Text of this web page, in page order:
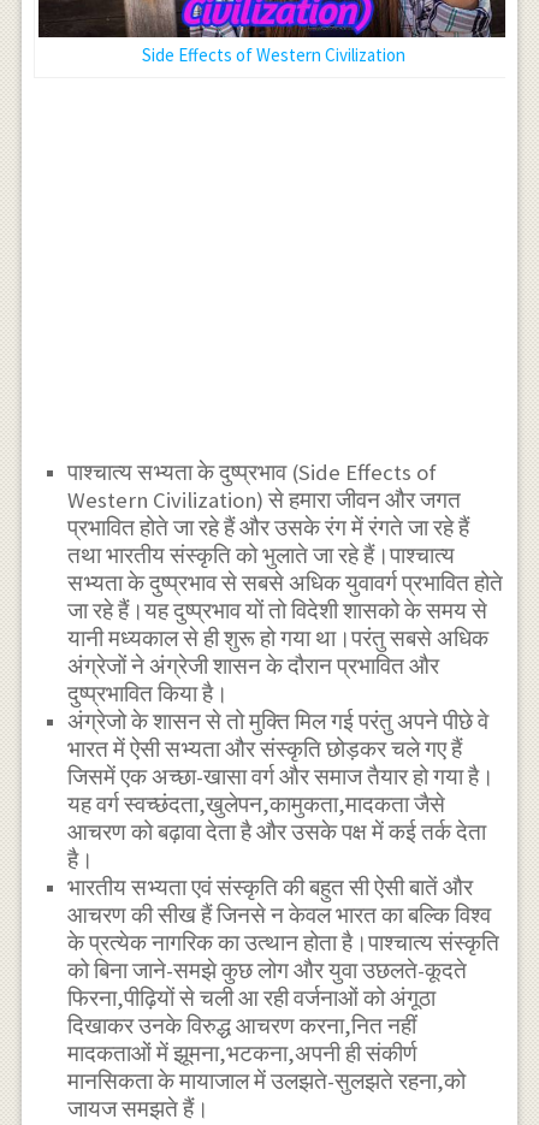
Side Effects of Western Civilization
पाश्चात्य सभ्यता के दुष्प्रभाव (Side Effects of
Western Civilization) से हमारा जीवन और जगत
प्रभावित होते जा रहे हैं और उसके रंग में रंगते जा रहे हैं
तथा भारतीय संस्कृति को भुलाते जा रहे हैं।पाश्चात्य
सभ्यता के दुष्प्रभाव से सबसे अधिक युवावर्ग प्रभावित होते
जा रहे हैं।यह दुष्प्रभाव यों तो विदेशी शासको के समय से
यानी मध्यकाल से ही शुरू हो गया था।परंतु सबसे अधिक
अंग्रेजों ने अंग्रेजी शासन के दौरान प्रभावित और
दुष्प्रभावित किया है।
अंग्रेजो के शासन से तो मुक्ति मिल गई परंतु अपने पीछे वे
भारत में ऐसी सभ्यता और संस्कृति छोड़कर चले गए हैं
जिसमें एक अच्छा-खासा वर्ग और समाज तैयार हो गया है।
यह वर्ग स्वच्छंदता,खुलेपन,कामुकता,मादकता जैसे
आचरण को बढ़ावा देता है और उसके पक्ष में कई तर्क देता
है।
भारतीय सभ्यता एवं संस्कृति की बहुत सी ऐसी बातें और
आचरण की सीख हैं जिनसे न केवल भारत का बल्कि विश्व
के प्रत्येक नागरिक का उत्थान होता है।पाश्चात्य संस्कृति
को बिना जाने-समझे कुछ लोग और युवा उछलते-कूदते
फिरना,पीढ़ियों से चली आ रही वर्जनाओं को अंगूठा
दिखाकर उनके विरुद्ध आचरण करना,नित नहीं
मादकताओं में झूमना,भटकना,अपनी ही संकीर्ण
मानसिकता के मायाजाल में उलझते-सुलझते रहना,को
जायज समझते हैं।